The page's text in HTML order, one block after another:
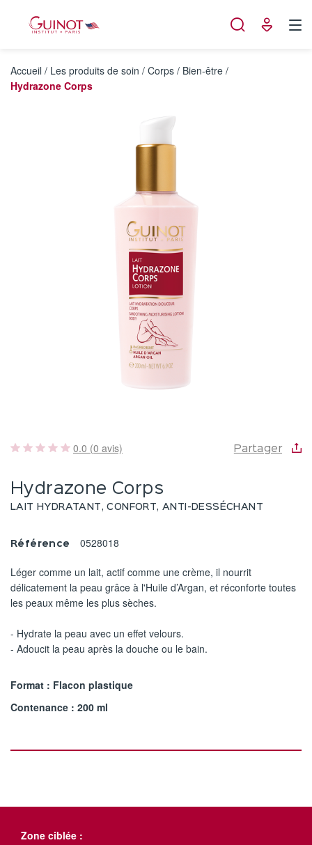
Accueil / Les produits de soin / Corps / Bien-être /
Hydrazone Corps
0.0 (0 avis) Partager
Hydrazone Corps
LAIT HYDRATANT, CONFORT, ANTI-DESSÉCHANT
Référence 0528018
Léger comme un lait, actif comme une crème, il nourrit
délicatement la peau grâce à l'Huile d’Argan, et réconforte toutes
les peaux même les plus sèches.
- Hydrate la peau avec un effet velours.
- Adoucit la peau après la douche ou le bain.
Format : Flacon plastique
Contenance : 200 ml
Zone ciblée :